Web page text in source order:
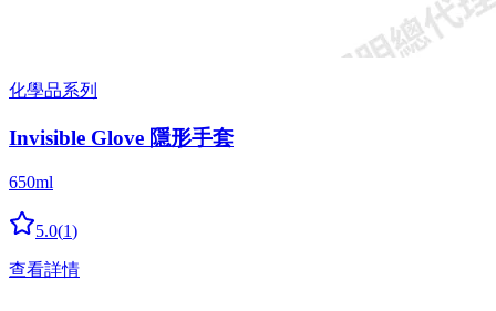
化學品系列
Invisible Glove 隱形手套
650ml
5.0(1)
查看詳情